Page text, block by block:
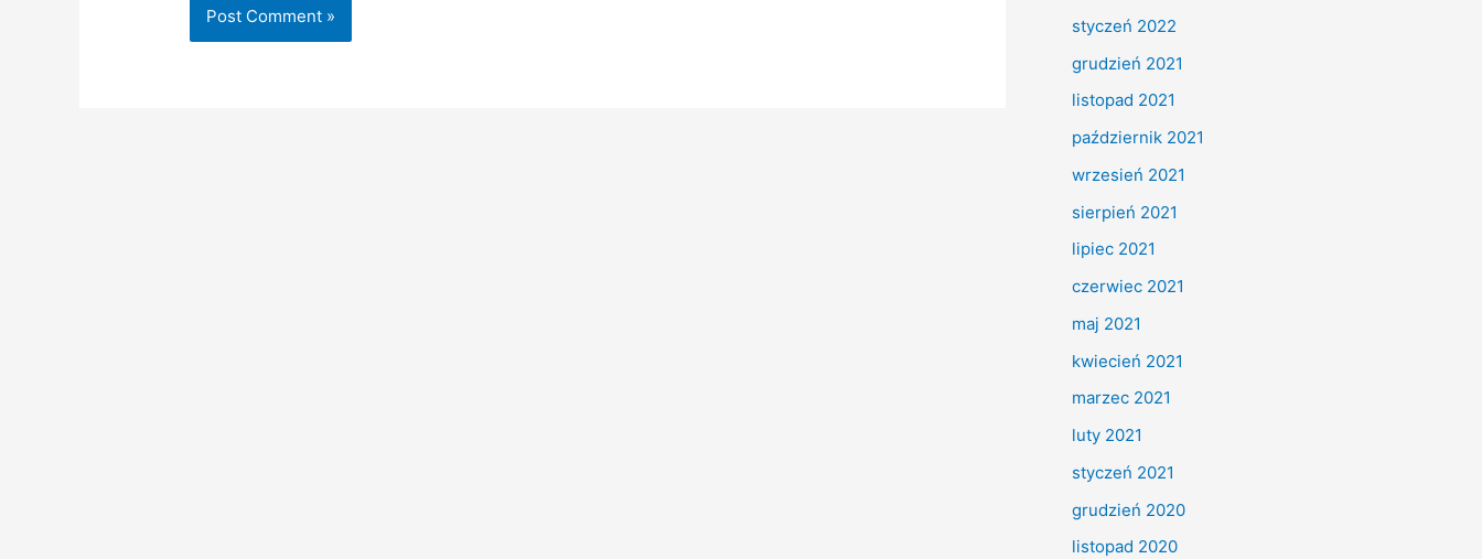
styczeń 2022
grudzień 2021
listopad 2021
październik 2021
wrzesień 2021
sierpień 2021
lipiec 2021
czerwiec 2021
maj 2021
kwiecień 2021
marzec 2021
luty 2021
styczeń 2021
grudzień 2020
listopad 2020